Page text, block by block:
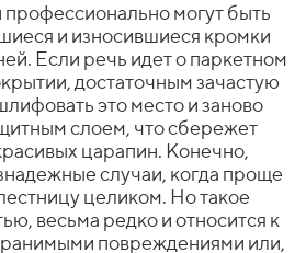
могут быть
и износившиеся кромки
Если речь идет о паркетном
достаточным зачастую
это место и заново
слоем, что сбережет
царапин. Конечно,
случаи, когда проще
целиком. Но такое
весьма редко и относится к
повреждениями или,